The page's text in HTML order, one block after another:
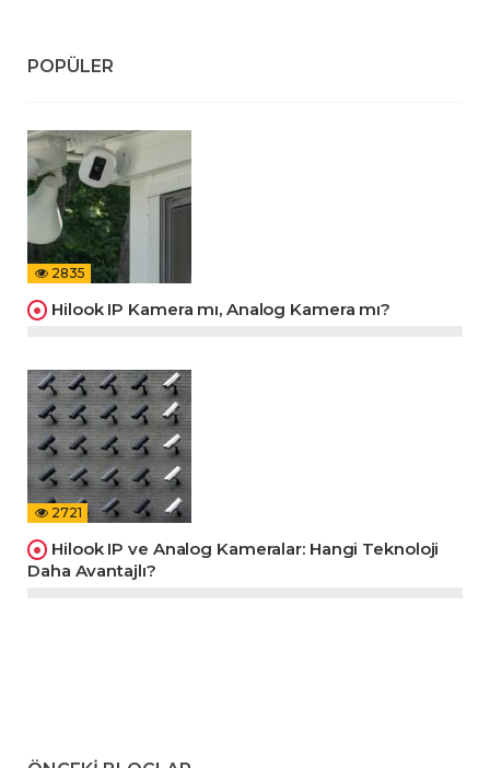
POPÜLER
2835
Hilook IP Kamera mı, Analog Kamera mı?
2721
Hilook IP ve Analog Kameralar: Hangi Teknoloji
Daha Avantajlı?